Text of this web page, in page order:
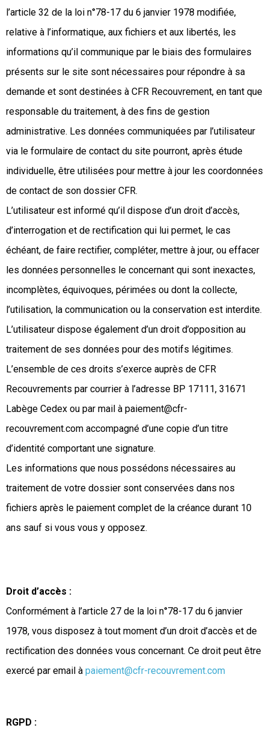
l’article 32 de la loi n°78-17 du 6 janvier 1978 modifiée,
relative à l’informatique, aux fichiers et aux libertés, les
informations qu’il communique par le biais des formulaires
présents sur le site sont nécessaires pour répondre à sa
demande et sont destinées à CFR Recouvrement, en tant que
responsable du traitement, à des fins de gestion
administrative. Les données communiquées par l’utilisateur
via le formulaire de contact du site pourront, après étude
individuelle, être utilisées pour mettre à jour les coordonnées
de contact de son dossier CFR.
L’utilisateur est informé qu’il dispose d’un droit d’accès,
d’interrogation et de rectification qui lui permet, le cas
échéant, de faire rectifier, compléter, mettre à jour, ou effacer
les données personnelles le concernant qui sont inexactes,
incomplètes, équivoques, périmées ou dont la collecte,
l’utilisation, la communication ou la conservation est interdite.
L’utilisateur dispose également d’un droit d’opposition au
traitement de ses données pour des motifs légitimes.
L’ensemble de ces droits s’exerce auprès de CFR
Recouvrements par courrier à l’adresse BP 17111, 31671
Labège Cedex ou par mail à paiement@cfr-
recouvrement.com accompagné d’une copie d’un titre
d’identité comportant une signature.
Les informations que nous possédons nécessaires au
traitement de votre dossier sont conservées dans nos
fichiers après le paiement complet de la créance durant 10
ans sauf si vous vous y opposez.
Droit d’accès :
Conformément à l’article 27 de la loi n°78-17 du 6 janvier
1978, vous disposez à tout moment d’un droit d’accès et de
rectification des données vous concernant. Ce droit peut être
exercé par email à paiement@cfr-recouvrement.com
RGPD :